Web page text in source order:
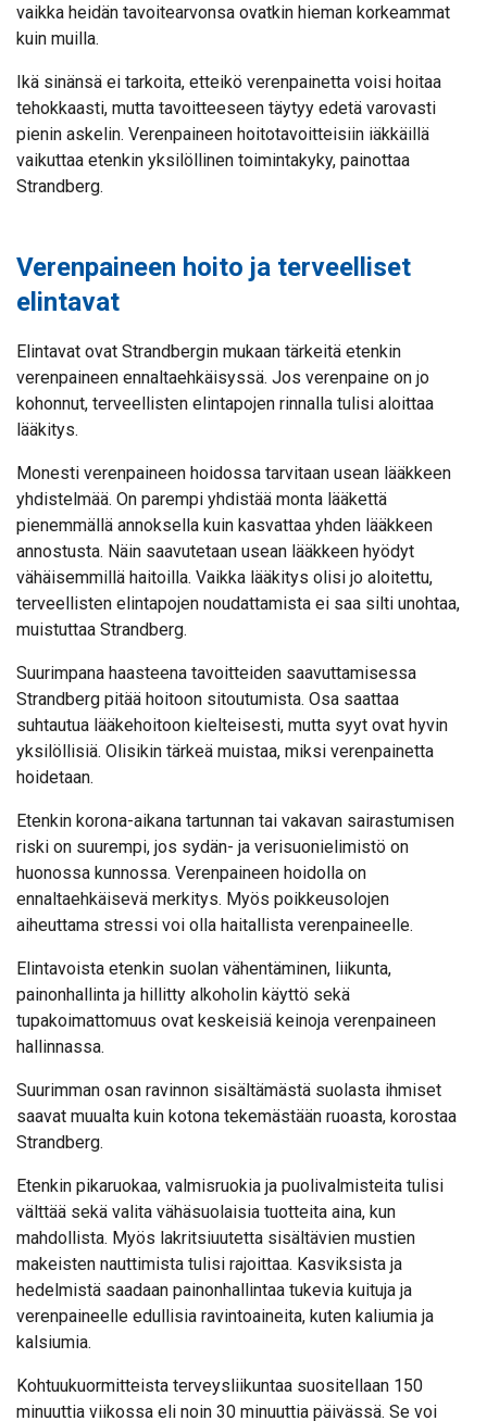
vaikka heidän tavoitearvonsa ovatkin hieman korkeammat
kuin muilla.
Ikä sinänsä ei tarkoita, etteikö verenpainetta voisi hoitaa
tehokkaasti, mutta tavoitteeseen täytyy edetä varovasti
pienin askelin. Verenpaineen hoitotavoitteisiin iäkkäillä
vaikuttaa etenkin yksilöllinen toimintakyky, painottaa
Strandberg.
Verenpaineen hoito ja terveelliset
elintavat
Elintavat ovat Strandbergin mukaan tärkeitä etenkin
verenpaineen ennaltaehkäisyssä. Jos verenpaine on jo
kohonnut, terveellisten elintapojen rinnalla tulisi aloittaa
lääkitys.
Monesti verenpaineen hoidossa tarvitaan usean lääkkeen
yhdistelmää. On parempi yhdistää monta lääkettä
pienemmällä annoksella kuin kasvattaa yhden lääkkeen
annostusta. Näin saavutetaan usean lääkkeen hyödyt
vähäisemmillä haitoilla. Vaikka lääkitys olisi jo aloitettu,
terveellisten elintapojen noudattamista ei saa silti unohtaa,
muistuttaa Strandberg.
Suurimpana haasteena tavoitteiden saavuttamisessa
Strandberg pitää hoitoon sitoutumista. Osa saattaa
suhtautua lääkehoitoon kielteisesti, mutta syyt ovat hyvin
yksilöllisiä. Olisikin tärkeä muistaa, miksi verenpainetta
hoidetaan.
Etenkin korona-aikana tartunnan tai vakavan sairastumisen
riski on suurempi, jos sydän- ja verisuonielimistö on
huonossa kunnossa. Verenpaineen hoidolla on
ennaltaehkäisevä merkitys. Myös poikkeusolojen
aiheuttama stressi voi olla haitallista verenpaineelle.
Elintavoista etenkin suolan vähentäminen, liikunta,
painonhallinta ja hillitty alkoholin käyttö sekä
tupakoimattomuus ovat keskeisiä keinoja verenpaineen
hallinnassa.
Suurimman osan ravinnon sisältämästä suolasta ihmiset
saavat muualta kuin kotona tekemästään ruoasta, korostaa
Strandberg.
Etenkin pikaruokaa, valmisruokia ja puolivalmisteita tulisi
välttää sekä valita vähäsuolaisia tuotteita aina, kun
mahdollista. Myös lakritsiuutetta sisältävien mustien
makeisten nauttimista tulisi rajoittaa. Kasviksista ja
hedelmistä saadaan painonhallintaa tukevia kuituja ja
verenpaineelle edullisia ravintoaineita, kuten kaliumia ja
kalsiumia.
Kohtuukuormitteista terveysliikuntaa suositellaan 150
minuuttia viikossa eli noin 30 minuuttia päivässä. Se voi